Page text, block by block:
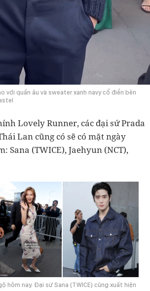
với quần âu và sweater xanh navy cổ điển bên
Lovely Runner, các đại sứ Prada
Lan cũng có sẽ có mặt ngày
Sana (TWICE), Jaehyun (NCT),
hôm nay. Đại sứ Sana (TWICE) cũng xuất hiện